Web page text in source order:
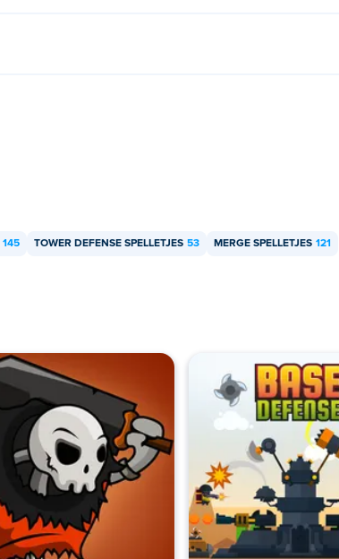
145 TOWER DEFENSE SPELLETJES 53 MERGE SPELLETJES 121